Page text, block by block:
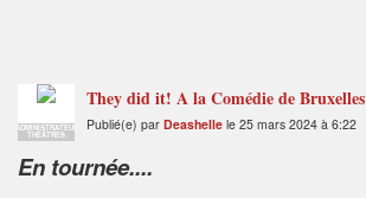
ADMINISTRATEUR
THÉÂTRES
They did it! A la Comédie de Bruxelles
Publié(e) par Deashelle le 25 mars 2024 à 6:22
En tournée....